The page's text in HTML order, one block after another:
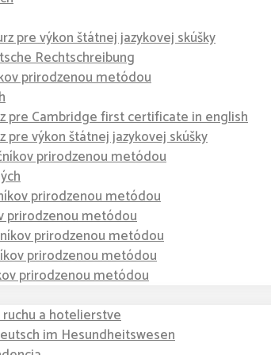
pre výkon štátnej jazykovej skúšky
Rechtschreibung
prirodzenou metódou
pre Cambridge first certificate in english
pre výkon štátnej jazykovej skúšky
prirodzenou metódou
prirodzenou metódou
prirodzenou metódou
prirodzenou metódou
prirodzenou metódou
prirodzenou metódou
a hotelierstve
im Hesundheitswesen